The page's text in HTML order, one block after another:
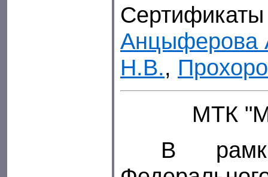
Анцыферова
Н.В.,
МТК
В